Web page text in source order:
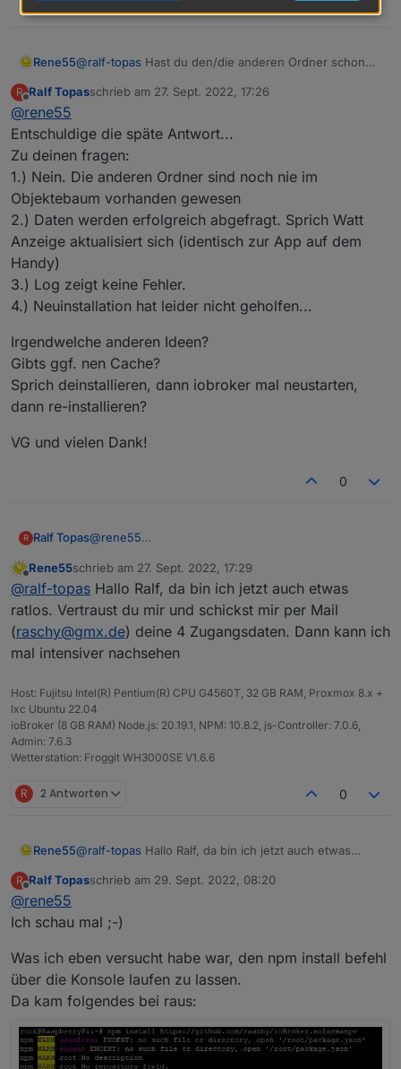
0
Rene55@ralf-topas Hast du den/die anderen Ordner schon
kommen erst, wenn plausible Daten aus der Cloud
versuch doch mal, den Adapter komplett zu löschen
und neu zu installieren. Möglicherweise ist bei der
Installation was nicht ganz sauber gelaufen.
R
Offline
Ralf Topasschrieb am 27. Sept. 2022, 17:26
zuletzt editiert von
@rene55
Entschuldige die späte Antwort...
Zu deinen fragen:
1.) Nein. Die anderen Ordner sind noch nie im
Objektebaum vorhanden gewesen
2.) Daten werden erfolgreich abgefragt. Sprich Watt
Anzeige aktualisiert sich (identisch zur App auf dem
Handy)
3.) Log zeigt keine Fehler.
4.) Neuinstallation hat leider nicht geholfen...
Irgendwelche anderen Ideen?
Gibts ggf. nen Cache?
Sprich deinstallieren, dann iobroker mal neustarten,
dann re-installieren?
VG und vielen Dank!
0
R Ralf Topas@rene55
Zu deinen fragen:
1.) Nein. Die anderen Ordner sind noch nie im
Objektebaum vorhanden gewesen
2.) Daten werden erfolgreich abgefragt. Sprich Watt
Anzeige aktualisiert sich (identisch zur App auf dem
Handy)
4.) Neuinstallation hat leider nicht geholfen...
Irgendwelche anderen Ideen?
Gibts ggf. nen Cache?
Sprich deinstallieren, dann iobroker mal neustarten,
dann re-installieren?
VG und vielen Dank!
Offline
Rene55schrieb am 27. Sept. 2022, 17:29
zuletzt editiert von
@ralf-topas Hallo Ralf, da bin ich jetzt auch etwas
ratlos. Vertraust du mir und schickst mir per Mail
(raschy@gmx.de) deine 4 Zugangsdaten. Dann kann ich
mal intensiver nachsehen
Host: Fujitsu Intel(R) Pentium(R) CPU G4560T, 32 GB RAM, Proxmox 8.x +
lxc Ubuntu 22.04
ioBroker (8 GB RAM) Node.js: 20.19.1, NPM: 10.8.2, js-Controller: 7.0.6,
Admin: 7.6.3
Wetterstation: Froggit WH3000SE V1.6.6
R 2 Antworten 0
Rene55@ralf-topas Hallo Ralf, da bin ich jetzt auch etwas
(raschy@gmx.de) deine 4 Zugangsdaten. Dann kann
R
Offline
Ralf Topasschrieb am 29. Sept. 2022, 08:20
zuletzt editiert von
@rene55
Ich schau mal ;-)
Was ich eben versucht habe war, den npm install befehl
über die Konsole laufen zu lassen.
Da kam folgendes bei raus: